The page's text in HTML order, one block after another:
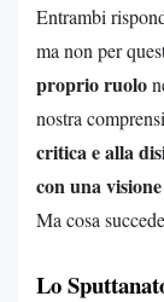
Entrambi
ma non per
proprio ruolo
nostra
critica e alla
con una
Ma cosa
Lo